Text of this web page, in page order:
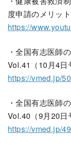
度申請のメリッ
https://
・全国有志医師
Vol.41（10月4日
https://vmed.jp/
・全国有志医師
Vol.40（9月20日
https://vmed.jp/